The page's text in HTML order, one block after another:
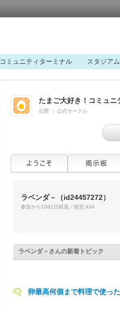
コミュニティターミナル スタジアム
たまご大好き！コミュニ
公開 公式サークル
ラベンダ－ （id24457272）
参加から1061日経過／発言:434
ラベンダ－ さんの新着トピック
卵最高何個まで料理で使っ